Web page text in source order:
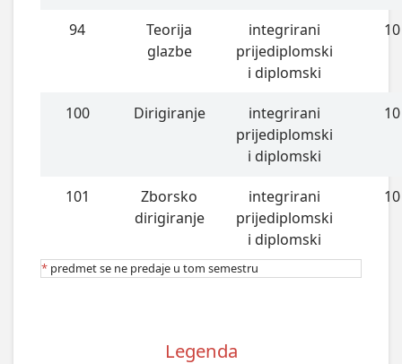
94
Teorija
glazbe
integrirani
prijediplomski
i diplomski
10
100 Dirigiranje
integrirani
prijediplomski
i diplomski
10
101
Zborsko
dirigiranje
integrirani
prijediplomski
i diplomski
10
* predmet se ne predaje u tom semestru
Legenda